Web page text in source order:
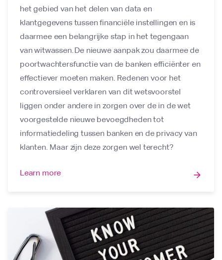
het gebied van het delen van data en
klantgegevens tussen financiële instellingen en is
daarmee een belangrijke stap in het tegengaan
van witwassen. De nieuwe aanpak zou daarmee de
poortwachtersfunctie van de banken efficiënter en
effectiever moeten maken. Redenen voor het
controversieel verklaren van dit wetsvoorstel
liggen onder andere in zorgen over de in de wet
voorgestelde nieuwe bevoegdheden tot
informatiedeling tussen banken en de privacy van
klanten. Maar zijn deze zorgen wel terecht?
Learn more arrow_forward